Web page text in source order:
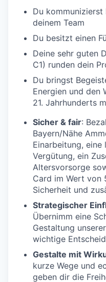
Du
deinem Team
Du besitzt einen
Deine sehr guten
C1) runden dein
Du bringst
Energien und den
21. Jahrhunderts
Sicher & fair:
Bayern/Nähe
Einarbeitung,
Vergütung, ein
Altersvorsorge
Card im Wert von
Sicherheit und
Strategischer
Übernimm eine
Gestaltung
wichtige
Gestalte mit
kurze Wege und
geben dir die